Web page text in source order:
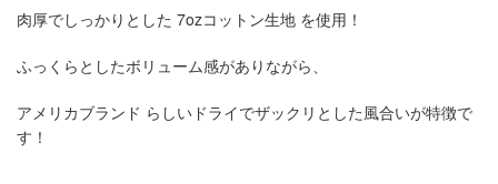
肉厚でしっかりとした 7ozコットン生地 を使用！
ふっくらとしたボリューム感がありながら、
アメリカブランド らしいドライでザックリとした風合いが特徴で
す！